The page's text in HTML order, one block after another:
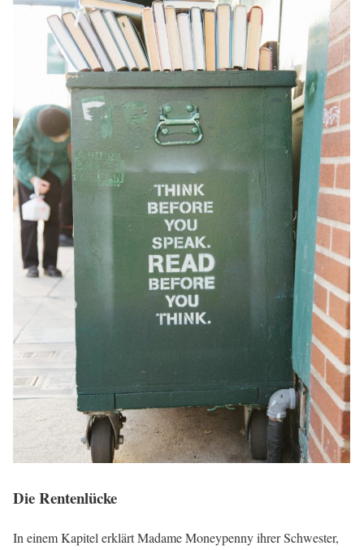
Die Rentenlücke
In einem Kapitel erklärt Madame Moneypenny ihrer Schwester,